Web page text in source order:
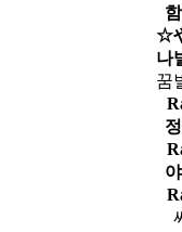
☆
나
꿈